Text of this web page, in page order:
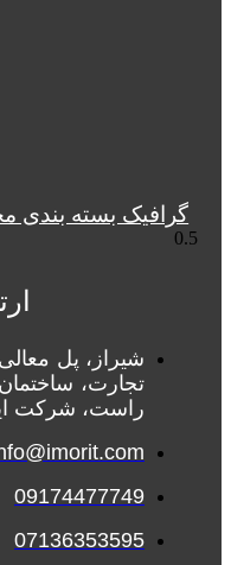
گرافیک بسته بندی
شیراز، پل معالی
تجارت،
راست، شرکت
09174477749
07136353595